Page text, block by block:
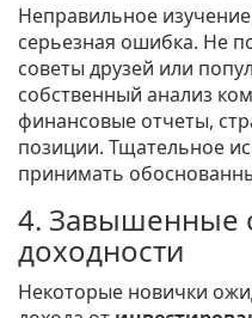
Неправильное
серьезная ошибка. Не
советы друзей или
собственный анализ
финансовые отчеты,
позиции. Тщательное
принимать
4. Завышенные
доходности
Некоторые новички